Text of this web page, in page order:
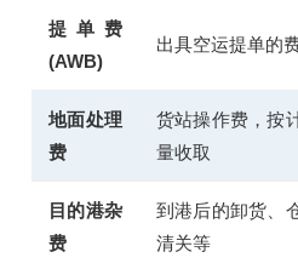
提单费
(AWB)
出具空运提单的
地面处理
费
货站操作费，按
量收取
目的港杂
费
到港后的卸货、
清关等